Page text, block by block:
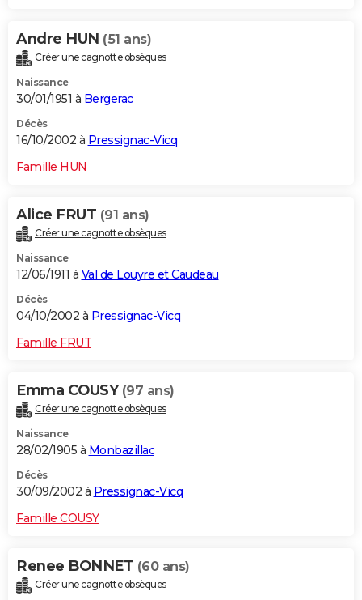
Andre HUN (51 ans)
Créer une cagnotte obsèques
Naissance
30/01/1951 à Bergerac
Décès
16/10/2002 à Pressignac-Vicq
Famille HUN
Alice FRUT (91 ans)
Créer une cagnotte obsèques
Naissance
12/06/1911 à Val de Louyre et Caudeau
Décès
04/10/2002 à Pressignac-Vicq
Famille FRUT
Emma COUSY (97 ans)
Créer une cagnotte obsèques
Naissance
28/02/1905 à Monbazillac
Décès
30/09/2002 à Pressignac-Vicq
Famille COUSY
Renee BONNET (60 ans)
Créer une cagnotte obsèques